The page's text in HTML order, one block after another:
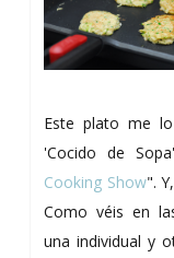
Este plato me
'Cocido de
Cooking Show".
Como véis en
una individual y